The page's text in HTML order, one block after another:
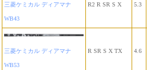
三菱ケミカル ディアマナ
WB43
R2 R SR S X 5.3
三菱ケミカル ディアマナ
WB53
R SR S X TX 4.6